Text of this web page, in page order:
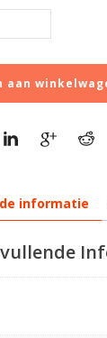
aan
informatie